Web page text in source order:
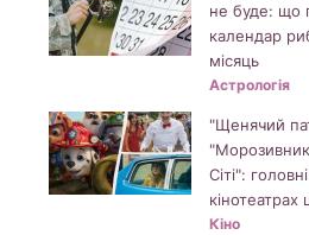
не буде: що
календар
місяць
Астрологія
"Щенячий
Сіті":
Кіно